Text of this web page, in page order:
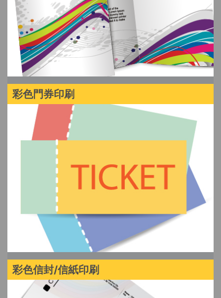
彩色門券印刷
彩色信封/信紙印刷